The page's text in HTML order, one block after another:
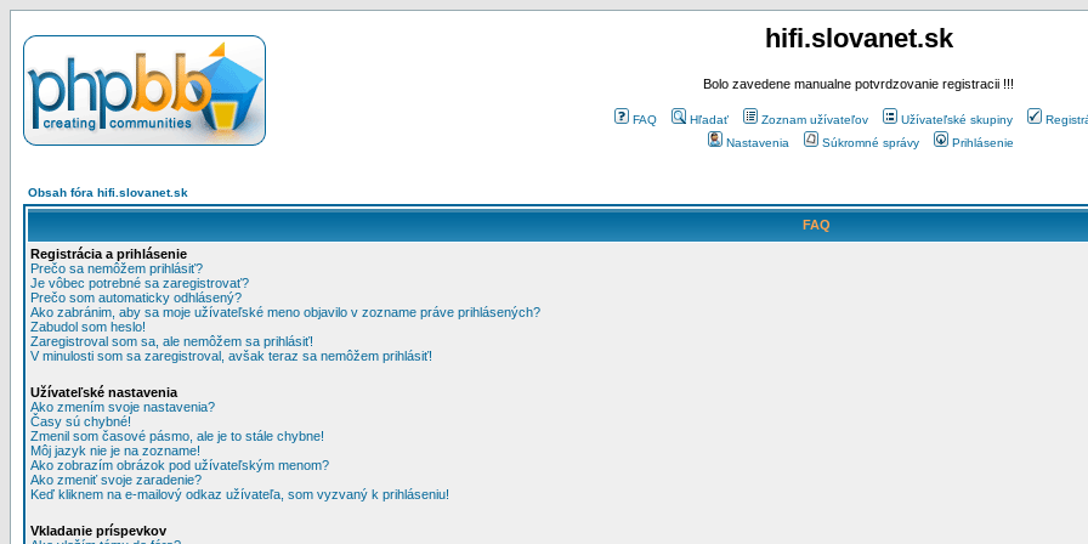
hifi.slovanet.sk
Bolo zavedene manualne potvrdzovanie registracii !!!
FAQ Hľadať Zoznam užívateľov Užívateľské skupiny
Nastavenia
Súkromné správy Prihlásenie
Obsah fóra hifi.slovanet.sk
FAQ
Registrácia a prihlásenie
Prečo sa nemôžem prihlásiť?
Je vôbec potrebné sa zaregistrovať?
Prečo som automaticky odhlásený?
Ako zabránim, aby sa moje užívateľské meno objavilo v zozname práve prihlásených?
Zabudol som heslo!
Zaregistroval som sa, ale nemôžem sa prihlásiť!
V minulosti som sa zaregistroval, avšak teraz sa nemôžem prihlásiť!
Užívateľské nastavenia
Ako zmením svoje nastavenia?
Časy sú chybné!
Zmenil som časové pásmo, ale je to stále chybne!
Môj jazyk nie je na zozname!
Ako zobrazím obrázok pod užívateľským menom?
Ako zmeniť svoje zaradenie?
Keď kliknem na e-mailový odkaz užívateľa, som vyzvaný k prihláseniu!
Vkladanie príspevkov